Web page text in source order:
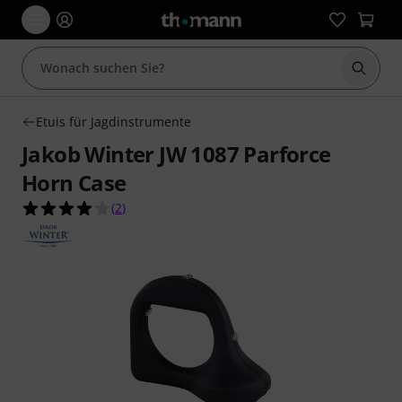
Suche
Etuis für Jagdinstrumente
Jakob Winter JW 1087 Parforce
Horn Case
4.0 von 5 Sternen aus 2 Kundenbewertungen
(2)